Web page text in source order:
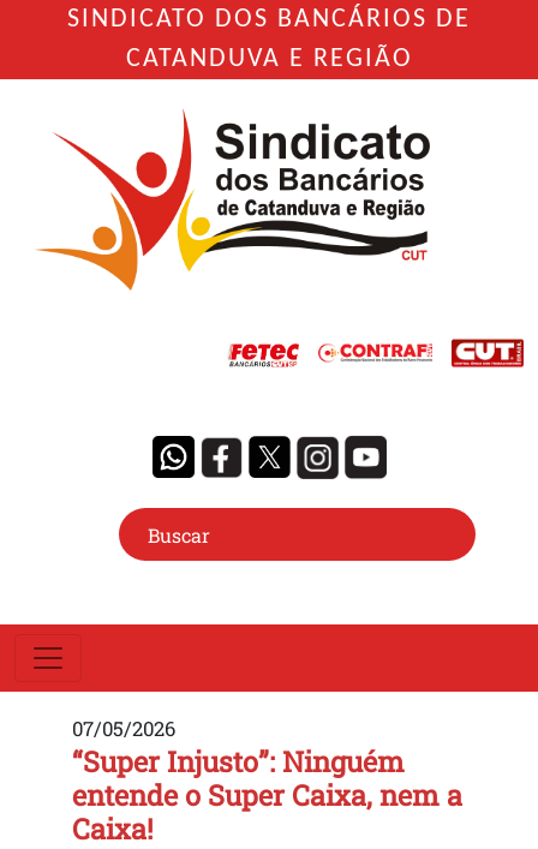
SINDICATO DOS BANCÁRIOS DE
CATANDUVA E REGIÃO
07/05/2026
“Super Injusto”: Ninguém
entende o Super Caixa, nem a
Caixa!